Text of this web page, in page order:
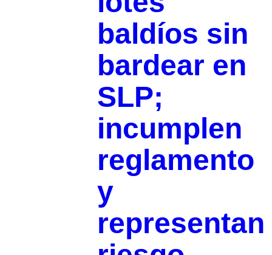
baldíos sin
bardear en
SLP;
incumplen
reglamento
y
representan